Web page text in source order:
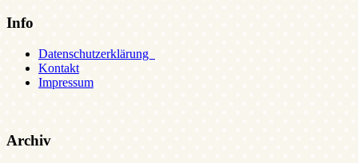
Info
Datenschutzerklärung
Kontakt
Impressum
Archiv